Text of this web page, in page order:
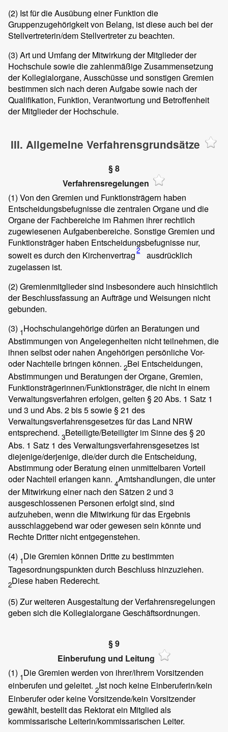
(2) Ist für die Ausübung einer Funktion die
Gruppenzugehörigkeit von Belang, ist diese auch bei der
Stellvertreterin/dem Stellvertreter zu beachten.
(3) Art und Umfang der Mitwirkung der Mitglieder der
Hochschule sowie die zahlenmäßige Zusammensetzung
der Kollegialorgane, Ausschüsse und sonstigen Gremien
bestimmen sich nach deren Aufgabe sowie nach der
Qualifikation, Funktion, Verantwortung und Betroffenheit
der Mitglieder der Hochschule.
III. Allgemeine Verfahrensgrundsätze
§ 8
Verfahrensregelungen
(1) Von den Gremien und Funktionsträgern haben
Entscheidungsbefugnisse die zentralen Organe und die
Organe der Fachbereiche im Rahmen ihrer rechtlich
zugewiesenen Aufgabenbereiche. Sonstige Gremien und
Funktionsträger haben Entscheidungsbefugnisse nur,
soweit es durch den Kirchenvertrag2
ausdrücklich
zugelassen ist.
(2) Gremienmitglieder sind insbesondere auch hinsichtlich
der Beschlussfassung an Aufträge und Weisungen nicht
gebunden.
(3) 1Hochschulangehörige dürfen an Beratungen und
Abstimmungen von Angelegenheiten nicht teilnehmen, die
ihnen selbst oder nahen Angehörigen persönliche Vor-
oder Nachteile bringen können. 2Bei Entscheidungen,
Abstimmungen und Beratungen der Organe, Gremien,
Funktionsträgerinnen/Funktionsträger, die nicht in einem
Verwaltungsverfahren erfolgen, gelten § 20 Abs. 1 Satz 1
und 3 und Abs. 2 bis 5 sowie § 21 des
Verwaltungsverfahrensgesetzes für das Land NRW
entsprechend. 3Beteiligte/Beteiligter im Sinne des § 20
Abs. 1 Satz 1 des Verwaltungsverfahrensgesetzes ist
diejenige/derjenige, die/der durch die Entscheidung,
Abstimmung oder Beratung einen unmittelbaren Vorteil
oder Nachteil erlangen kann. 4Amtshandlungen, die unter
der Mitwirkung einer nach den Sätzen 2 und 3
ausgeschlossenen Personen erfolgt sind, sind
aufzuheben, wenn die Mitwirkung für das Ergebnis
ausschlaggebend war oder gewesen sein könnte und
Rechte Dritter nicht entgegenstehen.
(4) 1Die Gremien können Dritte zu bestimmten
Tagesordnungspunkten durch Beschluss hinzuziehen.
2Diese haben Rederecht.
(5) Zur weiteren Ausgestaltung der Verfahrensregelungen
geben sich die Kollegialorgane Geschäftsordnungen.
§ 9
Einberufung und Leitung
(1) 1Die Gremien werden von ihrer/ihrem Vorsitzenden
einberufen und geleitet. 2Ist noch keine Einberuferin/kein
Einberufer oder keine Vorsitzende/kein Vorsitzender
gewählt, bestellt das Rektorat ein Mitglied als
kommissarische Leiterin/kommissarischen Leiter.